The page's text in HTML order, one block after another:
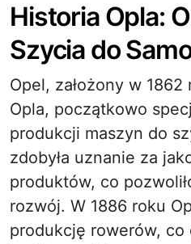
Historia Opla:
Szycia do
Opel, założony w
Opla, początkowo
produkcji maszyn do
zdobyła uznanie za
produktów, co
rozwój. W 1886 roku
produkcję rowerów, co